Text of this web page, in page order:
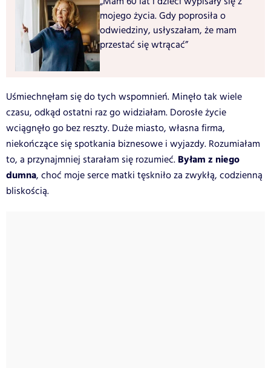
mojego życia. Gdy poprosiła o
odwiedziny, usłyszałam, że mam
przestać się wtrącać”
Uśmiechnęłam się do tych wspomnień. Minęło tak wiele
czasu, odkąd ostatni raz go widziałam. Dorosłe życie
wciągnęło go bez reszty. Duże miasto, własna firma,
niekończące się spotkania biznesowe i wyjazdy. Rozumiałam
to, a przynajmniej starałam się rozumieć. Byłam z niego
dumna, choć moje serce matki tęskniło za zwykłą, codzienną
bliskością.